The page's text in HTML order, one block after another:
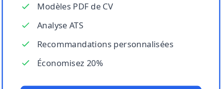
Modèles PDF de CV
Analyse ATS
Recommandations personnalisées
Économisez 20%